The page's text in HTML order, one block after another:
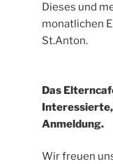
Dieses und
monatlichen
St.Anton.
Das
Anmeldung.
Wir freuen